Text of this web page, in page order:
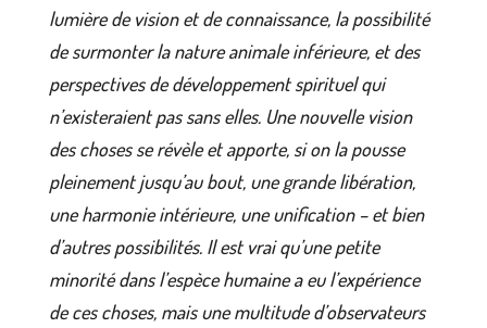
lumière de vision et de connaissance, la possibilité
de surmonter la nature animale inférieure, et des
perspectives de développement spirituel qui
n’existeraient pas sans elles. Une nouvelle vision
des choses se révèle et apporte, si on la pousse
pleinement jusqu’au bout, une grande libération,
une harmonie intérieure, une unification – et bien
d’autres possibilités. Il est vrai qu’une petite
minorité dans l’espèce humaine a eu l’expérience
de ces choses, mais une multitude d’observateurs